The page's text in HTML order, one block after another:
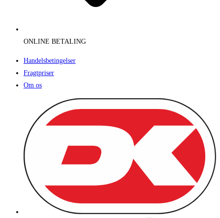
ONLINE BETALING
Handelsbetingelser
Fragtpriser
Om os